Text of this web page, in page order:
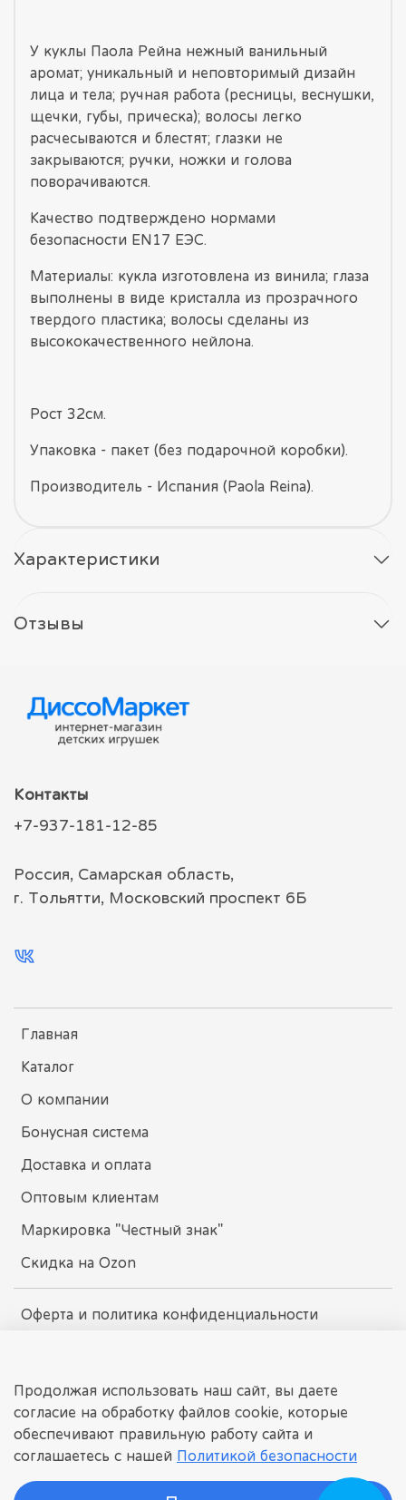
У куклы Паола Рейна нежный ванильный
аромат; уникальный и неповторимый дизайн
лица и тела; ручная работа (ресницы, веснушки,
щечки, губы, прическа); волосы легко
расчесываются и блестят; глазки не
закрываются; ручки, ножки и голова
поворачиваются.
Качество подтверждено нормами
безопасности EN17 ЕЭС.
Материалы: кукла изготовлена из винила; глаза
выполнены в виде кристалла из прозрачного
твердого пластика; волосы сделаны из
высококачественного нейлона.
Рост 32см.
Упаковка - пакет (без подарочной коробки).
Производитель - Испания (Paola Reina).
Характеристики
Отзывы
Главная
Каталог
О компании
Бонусная система
Доставка и оплата
Оптовым клиентам
Маркировка "Честный знак"
Скидка на Ozon
Оферта и политика конфиденциальности
Контакты
+7-937-181-12-85
Россия, Самарская область,
г. Тольятти, Московский проспект 6Б
dissomarket.ru
© 2025 Любое использование контента без письменного
Продолжая использовать наш сайт, вы даете
согласие на обработку файлов cookie, которые
обеспечивают правильную работу сайта и
соглашаетесь с нашей Политикой безопасности